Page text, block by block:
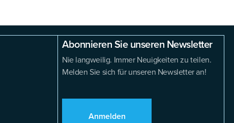
Abonnieren Sie unseren Newsletter
Nie langweilig. Immer Neuigkeiten zu teilen.
Melden Sie sich für unseren Newsletter an!
Anmelden